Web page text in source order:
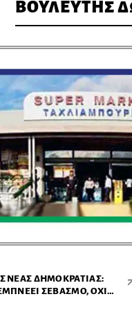
ΒΟΥΛΕΥΤΗΣ
ΝΈΑΣ ΔΗΜΟΚΡΑΤΊΑΣ:
ΣΕΒΑΣΜΌ, ΌΧΙ